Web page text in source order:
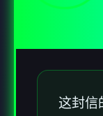
这封信